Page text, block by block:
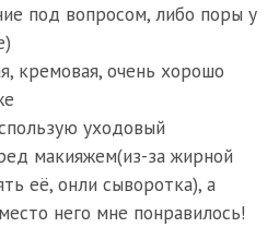
под вопросом, либо поры у
кремовая, очень хорошо
уходовый
макияжем(из-за жирной
её, онли сыворотка), а
него мне понравилось!